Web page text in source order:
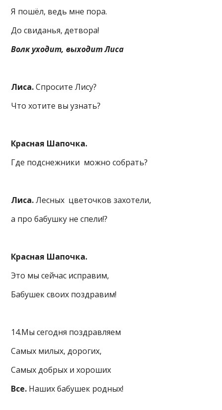
Я пошёл, ведь мне пора.
До свиданья, детвора!
Волк уходит, выходит Лиса
Лиса.Спросите Лису?
Что хотите вы узнать?
Красная Шапочка.
Где подснежники можно собрать?
Лиса.Лесных цветочков захотели,
а про бабушку не спели!?
Красная Шапочка.
Это мы сейчас исправим,
Бабушек своих поздравим!
14.Мы сегодня поздравляем
Самых милых, дорогих,
Самых добрых и хороших
Все. Наших бабушек родных!